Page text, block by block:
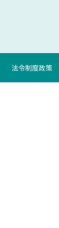
法令制度政策